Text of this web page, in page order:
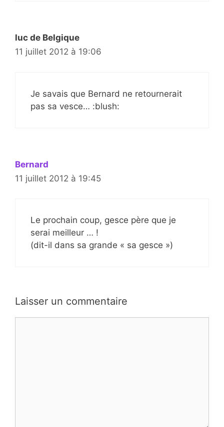
luc de Belgique
11 juillet 2012 à 19:06
Je savais que Bernard ne retournerait
pas sa vesce… :blush:
Bernard
11 juillet 2012 à 19:45
Le prochain coup, gesce père que je
serai meilleur … !
(dit-il dans sa grande « sa gesce »)
Laisser un commentaire